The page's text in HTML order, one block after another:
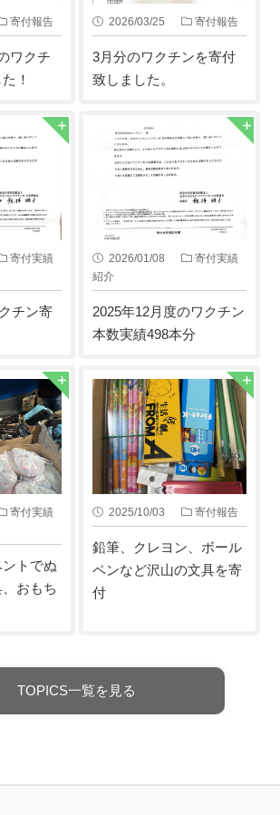
寄付報告
ワクチ
！
2026/03/25 寄付報告
3月分のワクチンを寄付
致しました。
寄付実績
チン寄
2026/01/08
寄付実績
紹介
2025年12月度のワクチン
本数実績498本分
寄付実績
トでぬ
おもち
2025/10/03 寄付報告
鉛筆、クレヨン、ボール
ペンなど沢山の文具を寄
付
TOPICS一覧を見る